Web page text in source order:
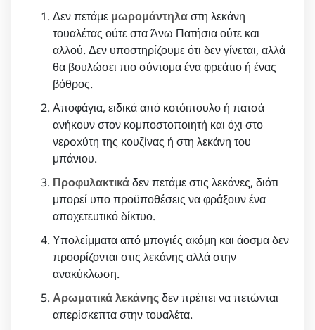
Δεν πετάμε μωρομάντηλαστη λεκάνη
τουαλέτας ούτε στα Άνω Πατήσια ούτε και
αλλού. Δεν υποστηρίζουμε ότι δεν γίνεται, αλλά
θα βουλώσει πιο σύντομα ένα φρεάτιο ή ένας
βόθρος.
Αποφάγια, ειδικά από κοτόιπουλο ή πατσά
ανήκουν στον κομποστοποιητή και όχι στο
νερoxύτη της κουζίνας ή στη λεκάνη του
μπάνιου.
Προφυλακτικάδεν πετάμε στις λεκάνες, διότι
μπορεί υπο προϋποθέσεις να φράξουν ένα
αποχετευτικό δίκτυο.
Υπολείμματα από μπογιές ακόμη και άοσμα δεν
προορίζονται στις λεκάνης αλλά στην
ανακύκλωση.
Αρωματικά λεκάνηςδεν πρέπει να πετώνται
απερίσκεπτα στην τουαλέτα.